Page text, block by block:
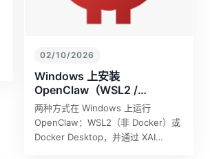
02/10/2026
Windows 上安装
OpenClaw（WSL2 /
Docker），并配置 XAI
Router（gpt-5.4）
两种方式在 Windows 上运行
OpenClaw：WSL2（非 Docker）或
Docker Desktop，并通过 XAI